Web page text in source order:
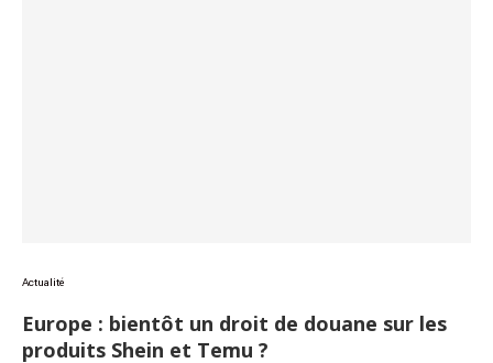
Actualité
Europe : bientôt un droit de douane sur les
produits Shein et Temu ?